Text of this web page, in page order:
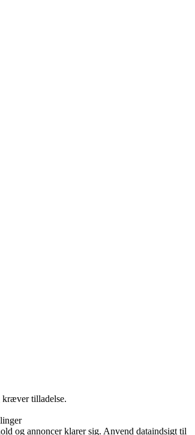
kræver tilladelse.
og annoncer klarer sig. Anvend dataindsigt til